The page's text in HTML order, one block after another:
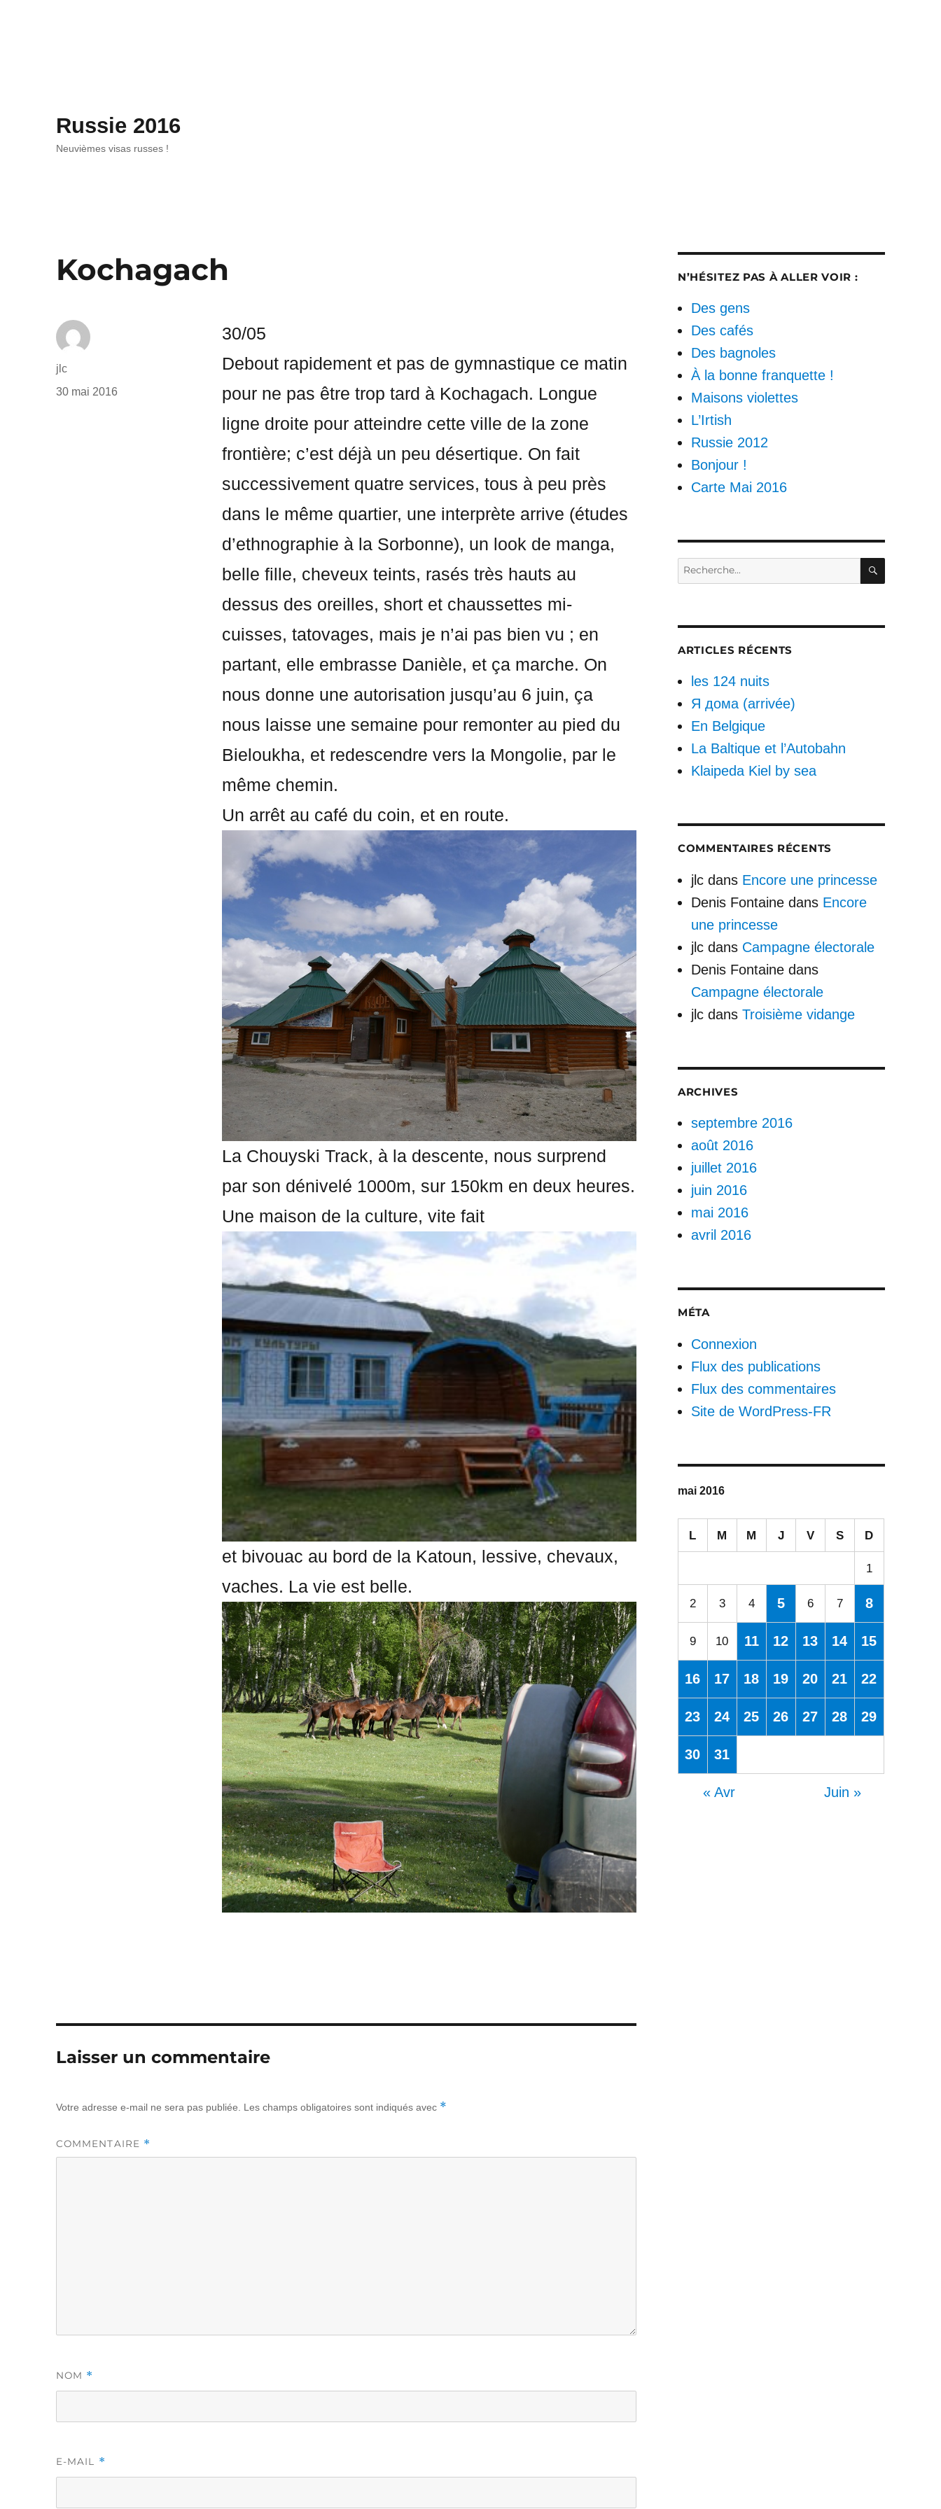
Russie 2016
Neuvièmes visas russes !
Kochagach
30/05
Debout rapidement et pas de gymnastique ce matin
pour ne pas être trop tard à Kochagach. Longue
ligne droite pour atteindre cette ville de la zone
frontière; c’est déjà un peu désertique. On fait
successivement quatre services, tous à peu près
dans le même quartier, une interprète arrive (études
d’ethnographie à la Sorbonne), un look de manga,
belle fille, cheveux teints, rasés très hauts au
dessus des oreilles, short et chaussettes mi-
cuisses, tatovages, mais je n’ai pas bien vu ; en
partant, elle embrasse Danièle, et ça marche. On
nous donne une autorisation jusqu’au 6 juin, ça
nous laisse une semaine pour remonter au pied du
Bieloukha, et redescendre vers la Mongolie, par le
même chemin.
Un arrêt au café du coin, et en route.
La Chouyski Track, à la descente, nous surprend
par son dénivelé 1000m, sur 150km en deux heures.
Une maison de la culture, vite fait
et bivouac au bord de la Katoun, lessive, chevaux,
vaches. La vie est belle.
Auteur
jlc
Publié
30 mai 2016
Laisser un commentaire
Votre adresse e-mail ne sera pas publiée. Les champs obligatoires sont indiqués avec *
COMMENTAIRE *
NOM *
E-MAIL *
N’HÉSITEZ PAS À ALLER VOIR :
Des gens
Des cafés
Des bagnoles
À la bonne franquette !
Maisons violettes
L’Irtish
Russie 2012
Bonjour !
Carte Mai 2016
Recherche
ARTICLES RÉCENTS
les 124 nuits
Я дома (arrivée)
En Belgique
La Baltique et l’Autobahn
Klaipeda Kiel by sea
COMMENTAIRES RÉCENTS
jlcdans Encore une princesse
Denis Fontainedans Encore
une princesse
jlcdans Campagne électorale
Denis Fontainedans
Campagne électorale
jlcdans Troisième vidange
ARCHIVES
septembre 2016
août 2016
juillet 2016
juin 2016
mai 2016
avril 2016
MÉTA
Connexion
Flux des publications
Flux des commentaires
Site de WordPress-FR
mai 2016
L M M J V S D
1
2 3 4 5 6 7 8
9 10 11 12 13 14 15
16 17 18 19 20 21 22
23 24 25 26 27 28 29
30 31
« Avr Juin »